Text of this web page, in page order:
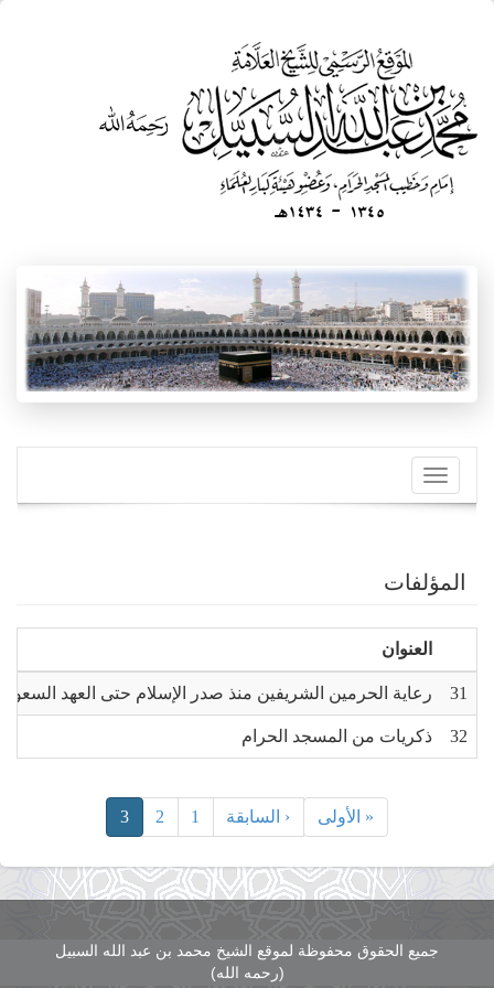
Toggle
navigation
المؤلفات
العنوان
31 رعاية الحرمين الشريفين منذ صدر الإسلام حتى العهد
32 ذكريات من المسجد الحرام
« الأولى ‹ السابقة 1
2
3
جميع الحقوق محفوظة لموقع الشيخ محمد بن عبد الله السبيل
(رحمه الله)